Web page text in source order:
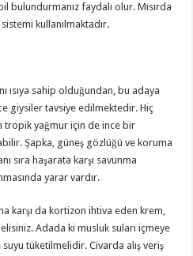
bulundurmanız faydalı olur. Mısırda
kullanılmaktadır.
ısıya sahip olduğundan, bu adaya
giysiler tavsiye edilmektedir. Hiç
tropik yağmur için de ince bir
Şapka, güneş gözlüğü ve koruma
sıra haşarata karşı savunma
yarar vardır.
karşı da kortizon ihtiva eden krem,
Adada ki musluk suları içmeye
suyu tüketilmelidir. Civarda alış veriş